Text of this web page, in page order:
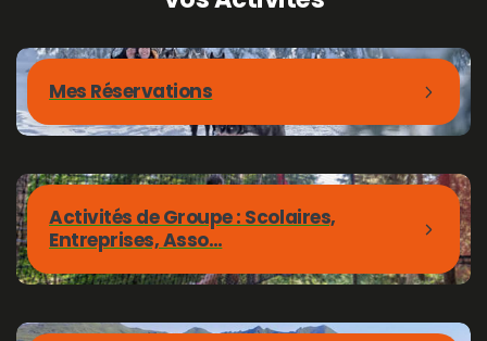
Mes Réservations
Activités de Groupe : Scolaires,
Entreprises, Asso…